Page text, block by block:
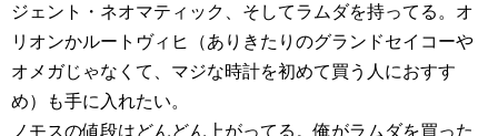
ジェント・ネオマティック、そしてラムダを持ってる。オ
リオンかルートヴィヒ（ありきたりのグランドセイコーや
オメガじゃなくて、マジな時計を初めて買う人におすす
め）も手に入れたい。
ノモスの値段はどんどん上がってる。俺がラムダを買った